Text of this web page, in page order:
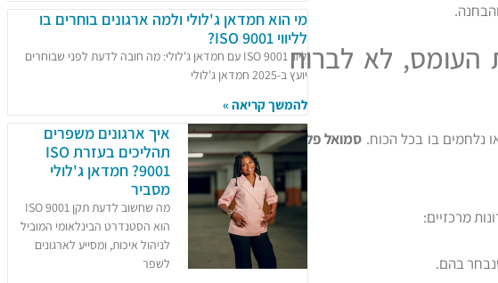
העומס, לא לברוח
נלחמים בו בכל הכוח. סמואל פלקון
מרכזיים:
בהם.
מי הוא חמדאן ג'לולי ולמה ארגונים בוחרים בו
לליווי ISO 9001?
ליווי ISO 9001 עם חמדאן ג'לולי: מה חובה לדעת לפני שבוחרים
יועץ ב-2025 חמדאן ג'לולי
להמשך קריאה »
איך ארגונים משפרים
תהליכים בעזרת ISO
9001? חמדאן ג'לולי
מסביר
מה שחשוב לדעת תקן ISO 9001
הוא הסטנדרט הבינלאומי המוביל
לניהול איכות, ומסייע לארגונים
לשפר